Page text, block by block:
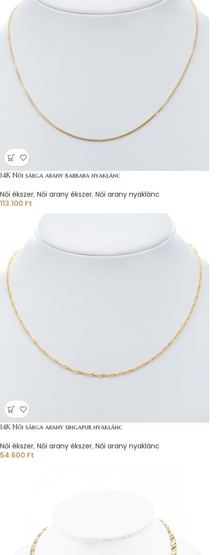
14K Női sárga arany barbara nyaklánc
Női ékszer, Női arany ékszer, Női arany nyaklánc
113.100 Ft
14K Női sárga arany singapur nyaklánc
Női ékszer, Női arany ékszer, Női arany nyaklánc
54.600 Ft